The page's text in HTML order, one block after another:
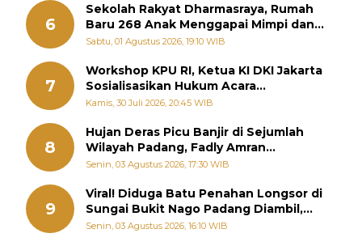
6
Sekolah Rakyat Dharmasraya, Rumah
Baru 268 Anak Menggapai Mimpi dan
Memutus Rantai Kemiskinan
Sabtu, 01 Agustus 2026, 19:10 WIB
7
Workshop KPU RI, Ketua KI DKI Jakarta
Sosialisasikan Hukum Acara
Penyelesaian Sengketa Informasi Publik
Kamis, 30 Juli 2026, 20:45 WIB
8
Hujan Deras Picu Banjir di Sejumlah
Wilayah Padang, Fadly Amran
Perintahkan OPD Siaga
Senin, 03 Agustus 2026, 17:30 WIB
9
Viral! Diduga Batu Penahan Longsor di
Sungai Bukit Nago Padang Diambil,
Warga Khawatir Bencana Terulang
Senin, 03 Agustus 2026, 16:10 WIB